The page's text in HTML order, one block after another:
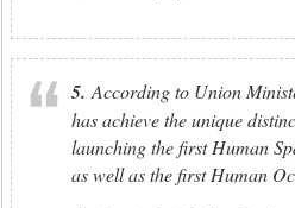
5. According to Union
has achieve the unique
launching the first Human
as well as the first Human